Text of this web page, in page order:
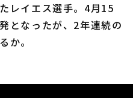
レイエス選手。4月15
となったが、2年連続の
か。